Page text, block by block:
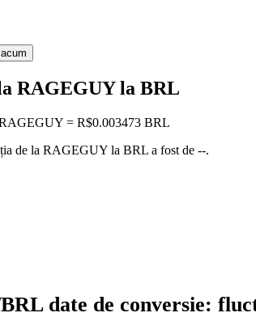
RAGEGUY la BRL
= R$0.003473 BRL
de la RAGEGUY la BRL a fost de --.
date de conversie: